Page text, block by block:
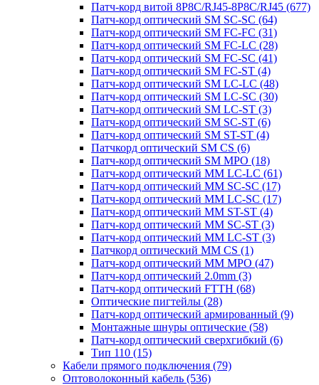
Патч-корд витой 8P8C/RJ45-8P8C/RJ45 (677)
Патч-корд оптический SM SC-SC (64)
Патч-корд оптический SM FC-FC (31)
Патч-корд оптический SM FC-LC (28)
Патч-корд оптический SM FC-SC (41)
Патч-корд оптический SM FC-ST (4)
Патч-корд оптический SM LC-LC (48)
Патч-корд оптический SM LC-SC (30)
Патч-корд оптический SM LC-ST (3)
Патч-корд оптический SM SC-ST (6)
Патч-корд оптический SM ST-ST (4)
Патчкорд оптический SM CS (6)
Патч-корд оптический SM MPO (18)
Патч-корд оптический MM LC-LC (61)
Патч-корд оптический MM SC-SC (17)
Патч-корд оптический MM LC-SC (17)
Патч-корд оптический MM ST-ST (4)
Патч-корд оптический MM SC-ST (3)
Патч-корд оптический MM LC-ST (3)
Патчкорд оптический MM CS (1)
Патч-корд оптический MM MPO (47)
Патч-корд оптический 2.0mm (3)
Патч-корд оптический FTTH (68)
Оптические пигтейлы (28)
Патч-корд оптический армированный (9)
Монтажные шнуры оптические (58)
Патч-корд оптический сверхгибкий (6)
Тип 110 (15)
Кабели прямого подключения (79)
Оптоволоконный кабель (536)